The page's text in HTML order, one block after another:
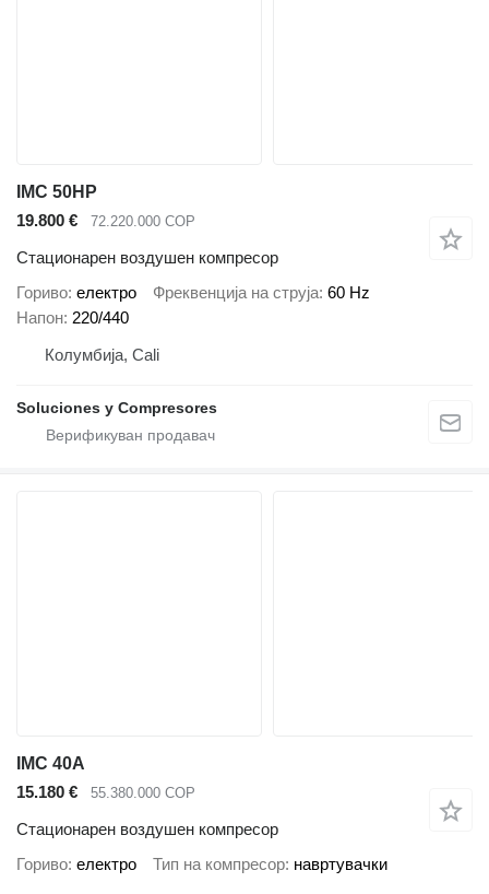
IMC 50HP
19.800 €
72.220.000 COP
Стационарен воздушен компресор
Гориво електро Фреквенција на струја 60 Hz
Напон 220/440
Колумбија, Cali
Soluciones y Compresores
IMC 40A
15.180 €
55.380.000 COP
Стационарен воздушен компресор
Гориво електро Тип на компресор навртувачки